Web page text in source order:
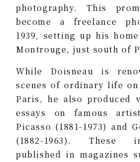
photography. This
become a freelance
1939, setting up his
Montrouge, just south of
While Doisneau is
scenes of ordinary life
Paris, he also produced
essays on famous
Picasso (1881-1973) and
(1882-1963). These
published in magazines